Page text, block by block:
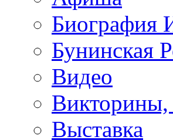
Биография
Бунинская
Видео
Викторины,
Выставка